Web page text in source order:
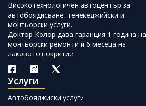
Високотехнологичен автоцентър за
автобоядисване, тенекеджийски и
монтьорски услуги.
Доктор Колор дава гаранция 1 година на
монтьорски ремонти и 6 месеца на
лаковото покритие
Услуги
Автобояджиски услуги